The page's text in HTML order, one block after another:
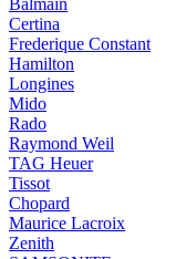
Balmain
Certina
Frederique Constant
Hamilton
Longines
Mido
Rado
Raymond Weil
TAG Heuer
Tissot
Chopard
Maurice Lacroix
Zenith